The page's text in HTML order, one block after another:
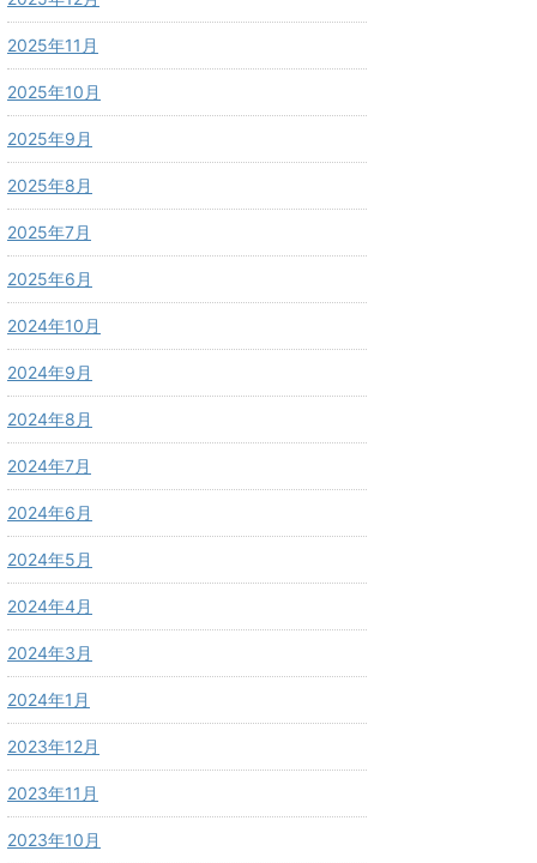
2025年11月
2025年10月
2025年9月
2025年8月
2025年7月
2025年6月
2024年10月
2024年9月
2024年8月
2024年7月
2024年6月
2024年5月
2024年4月
2024年3月
2024年1月
2023年12月
2023年11月
2023年10月